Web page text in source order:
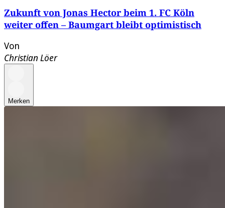
Zukunft von Jonas Hector beim 1. FC Köln
weiter offen – Baumgart bleibt optimistisch
Von
Christian Löer
Merken